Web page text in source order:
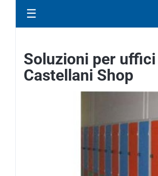
☰
Soluzioni per uffici
Castellani Shop